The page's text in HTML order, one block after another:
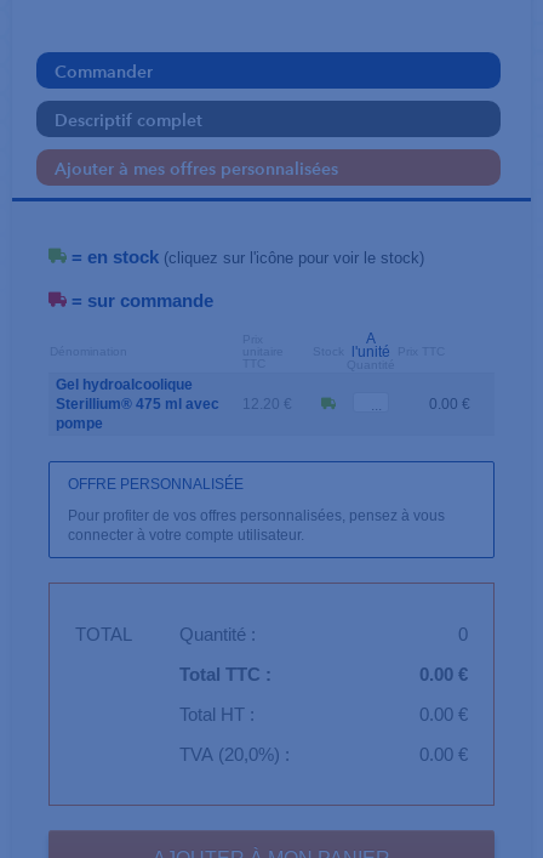
Commander
Descriptif complet
Ajouter à mes offres personnalisées
= en stock (cliquez sur l'icône pour voir le stock)
= sur commande
A
l'unité
Gel hydroalcoolique
Sterillium® 475 ml avec
pompe
12.20 € 0.00 €
OFFRE PERSONNALISÉE
Pour profiter de vos offres personnalisées, pensez à vous
connecter à votre compte utilisateur.
TOTAL Quantité :
0
Total TTC :
0.00 €
Total HT :
0.00 €
TVA (20,0%) :
0.00 €